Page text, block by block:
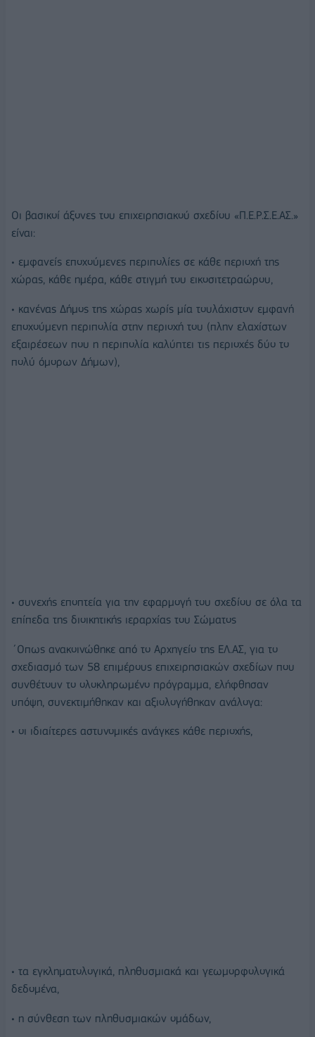
Οι βασικοί άξονες του επιχειρησιακού σχεδίου «Π.Ε.Ρ.Σ.Ε.ΑΣ.»
είναι:
• εμφανείς εποχούμενες περιπολίες σε κάθε περιοχή της
χώρας, κάθε ημέρα, κάθε στιγμή του εικοσιτετραώρου,
• κανένας Δήμος της χώρας χωρίς μία τουλάχιστον εμφανή
εποχούμενη περιπολία στην περιοχή του (πλην ελαχίστων
εξαιρέσεων που η περιπολία καλύπτει τις περιοχές δύο το
πολύ όμορων Δήμων),
• συνεχής εποπτεία για την εφαρμογή του σχεδίου σε όλα τα
επίπεδα της διοικητικής ιεραρχίας του Σώματος
΄Οπως ανακοινώθηκε από το Αρχηγείο της ΕΛ.ΑΣ, για το
σχεδιασμό των 58 επιμέρους επιχειρησιακών σχεδίων που
συνθέτουν το ολοκληρωμένο πρόγραμμα, ελήφθησαν
υπόψη, συνεκτιμήθηκαν και αξιολογήθηκαν ανάλογα:
• οι ιδιαίτερες αστυνομικές ανάγκες κάθε περιοχής,
• τα εγκληματολογικά, πληθυσμιακά και γεωμορφολογικά
δεδομένα,
• η σύνθεση των πληθυσμιακών ομάδων,